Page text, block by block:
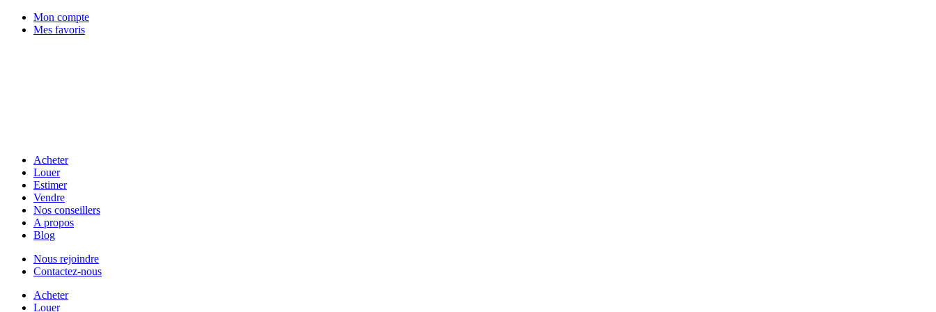
Mon compte
Mes favoris
Acheter
Louer
Estimer
Vendre
Nos conseillers
A propos
Blog
Nous rejoindre
Contactez-nous
Acheter
Louer